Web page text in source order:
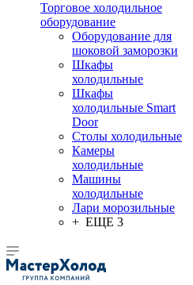
Торговое холодильное
оборудование
Оборудование для
шоковой заморозки
Шкафы
холодильные
Шкафы
холодильные Smart
Door
Столы холодильные
Камеры
холодильные
Машины
холодильные
Лари морозильные
+ ЕЩЕ 3